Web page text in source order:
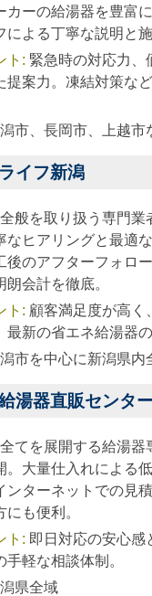
カーの給湯器を豊富
による丁寧な説明と施
ト : 緊急時の対応力、
提案力。凍結対策な
市、長岡市、上越市
イフ新潟
般を取り扱う専門業
なヒアリングと最適
後のアフターフォロ
朗会計を徹底。
ト : 顧客満足度が高く
最新の省エネ給湯器
市を中心に新潟県内
湯器直販センター
てを展開する給湯器
。大量仕入れによる
ンターネットでの見
も便利。
ト : 即日対応の安心感
軽な相談体制。
県全域